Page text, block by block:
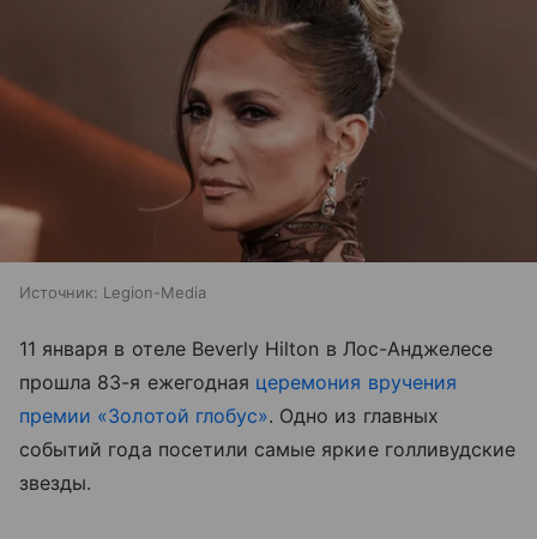
Источник: Legion-Media
11 января в отеле Beverly Hilton в Лос-Анджелесе
прошла 83-я ежегодная церемония вручения
премии «Золотой глобус». Одно из главных
событий года посетили самые яркие голливудские
звезды.